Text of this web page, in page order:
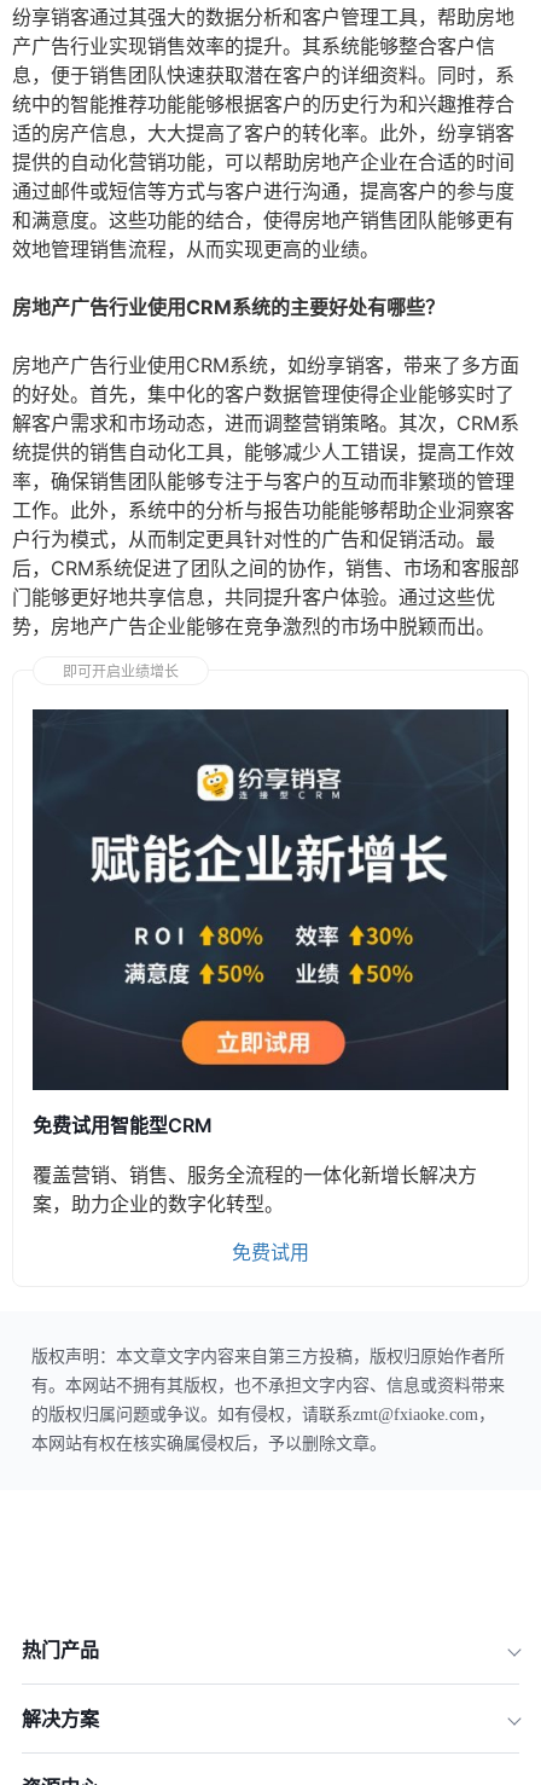
纷享销客通过其强大的数据分析和客户管理工具，帮助房地
产广告行业实现销售效率的提升。其系统能够整合客户信
息，便于销售团队快速获取潜在客户的详细资料。同时，系
统中的智能推荐功能能够根据客户的历史行为和兴趣推荐合
适的房产信息，大大提高了客户的转化率。此外，纷享销客
提供的自动化营销功能，可以帮助房地产企业在合适的时间
通过邮件或短信等方式与客户进行沟通，提高客户的参与度
和满意度。这些功能的结合，使得房地产销售团队能够更有
效地管理销售流程，从而实现更高的业绩。
房地产广告行业使用CRM系统的主要好处有哪些？
房地产广告行业使用CRM系统，如纷享销客，带来了多方面
的好处。首先，集中化的客户数据管理使得企业能够实时了
解客户需求和市场动态，进而调整营销策略。其次，CRM系
统提供的销售自动化工具，能够减少人工错误，提高工作效
率，确保销售团队能够专注于与客户的互动而非繁琐的管理
工作。此外，系统中的分析与报告功能能够帮助企业洞察客
户行为模式，从而制定更具针对性的广告和促销活动。最
后，CRM系统促进了团队之间的协作，销售、市场和客服部
门能够更好地共享信息，共同提升客户体验。通过这些优
势，房地产广告企业能够在竞争激烈的市场中脱颖而出。
即可开启业绩增长
免费试用智能型CRM
覆盖营销、销售、服务全流程的一体化新增长解决方
案，助力企业的数字化转型。
免费试用
版权声明：本文章文字内容来自第三方投稿，版权归原始作者所
有。本网站不拥有其版权，也不承担文字内容、信息或资料带来
的版权归属问题或争议。如有侵权，请联系zmt@fxiaoke.com，
本网站有权在核实确属侵权后，予以删除文章。
热门产品
解决方案